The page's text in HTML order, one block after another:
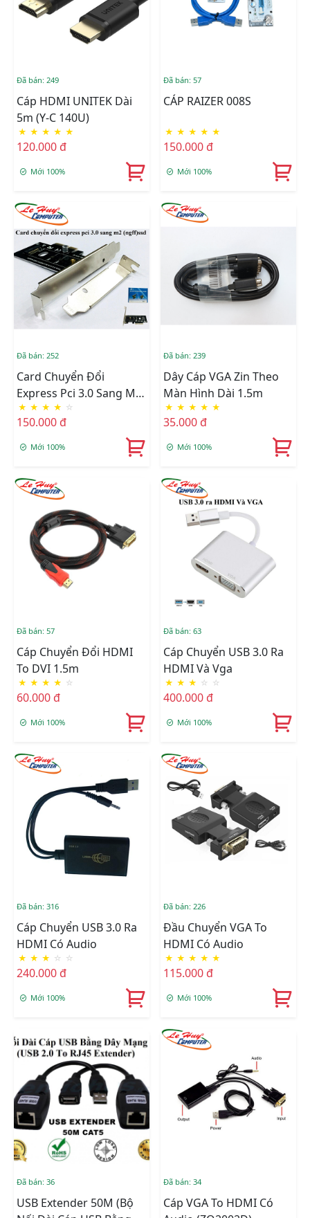
Đã bán: 249
Cáp HDMI UNITEK Dài
5m (Y-C 140U)
★ ★ ★ ★ ★
120.000 đ
Mới 100%
Đã bán: 57
CÁP RAIZER 008S
★ ★ ★ ★ ★
150.000 đ
Mới 100%
Đã bán: 252
Card Chuyển Đổi
Express Pci 3.0 Sang M2
(ngff) SSD
★ ★ ★ ★ ☆
150.000 đ
Mới 100%
Đã bán: 239
Dây Cáp VGA Zin Theo
Màn Hình Dài 1.5m
★ ★ ★ ★ ★
35.000 đ
Mới 100%
Đã bán: 57
Cáp Chuyển Đổi HDMI
To DVI 1.5m
★ ★ ★ ★ ☆
60.000 đ
Mới 100%
Đã bán: 63
Cáp Chuyển USB 3.0 Ra
HDMI Và Vga
★ ★ ★ ☆ ☆
400.000 đ
Mới 100%
Đã bán: 316
Cáp Chuyển USB 3.0 Ra
HDMI Có Audio
★ ★ ★ ☆ ☆
240.000 đ
Mới 100%
Đã bán: 226
Đầu Chuyển VGA To
HDMI Có Audio
★ ★ ★ ★ ★
115.000 đ
Mới 100%
Đã bán: 36
USB Extender 50M (Bộ
Đã bán: 34
Cáp VGA To HDMI Có